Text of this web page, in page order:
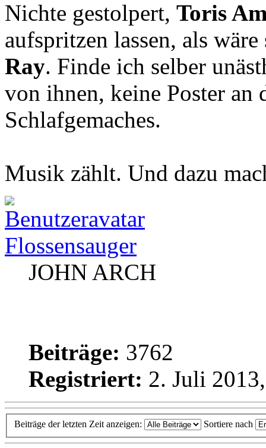
Nichte gestolpert, Toris
aufspritzen lassen, als
Ray. Finde ich selber
von ihnen, keine Poster an
Schlafgemaches.
Musik zählt. Und dazu
Flossensauger
JOHN ARCH
Beiträge: 3762
Registriert: 2. Juli
Beiträge der letzten Zeit anzeigen: Sortiere nach